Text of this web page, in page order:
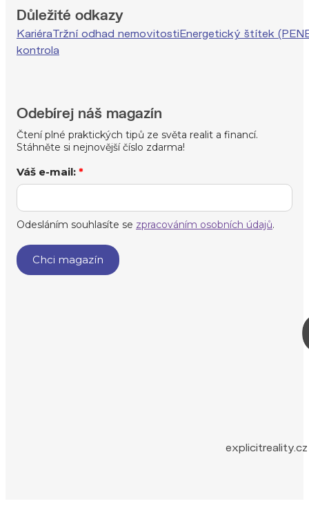
Důležité odkazy
KariéraTržní odhad nemovitostiEnergetický štítek
kontrola
Odebírej náš magazín